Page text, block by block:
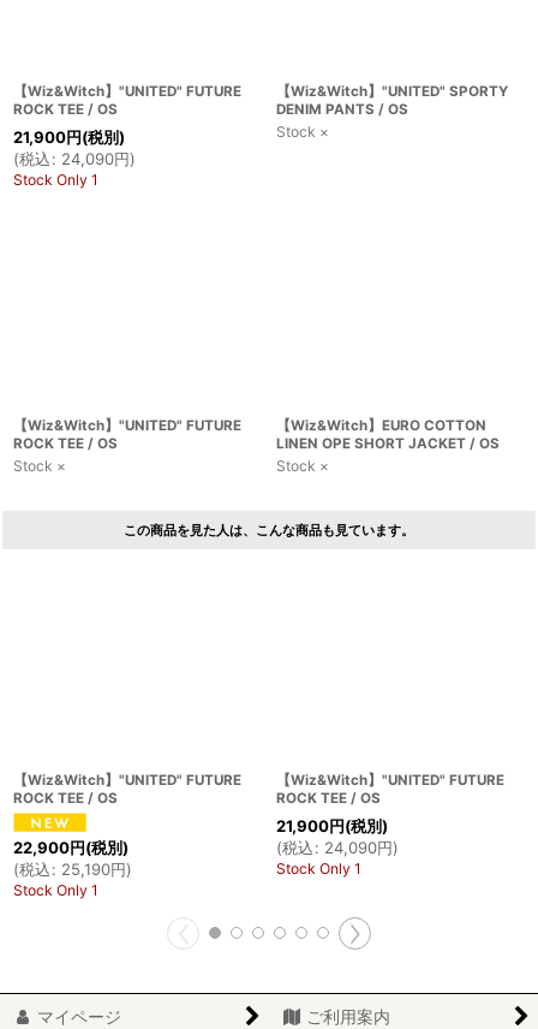
【Wiz&Witch】"UNITED" FUTURE
ROCK TEE / OS
21,900円(税別)
(税込: 24,090円)
Stock Only 1
【Wiz&Witch】"UNITED" SPORTY
DENIM PANTS / OS
Stock ×
【Wiz&Witch】"UNITED" FUTURE
ROCK TEE / OS
Stock ×
【Wiz&Witch】EURO COTTON
LINEN OPE SHORT JACKET / OS
Stock ×
この商品を見た人は、こんな商品も見ています。
【Wiz&Witch】"UNITED" FUTURE
ROCK TEE / OS
22,900円(税別)
(税込: 25,190円)
Stock Only 1
【Wiz&Witch】"UNITED" FUTURE
ROCK TEE / OS
21,900円(税別)
(税込: 24,090円)
Stock Only 1
マイページ ご利用案内